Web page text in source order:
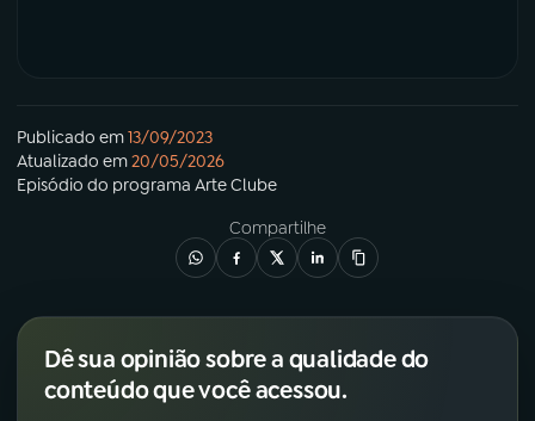
Publicado em13/09/2023
Atualizado em20/05/2026
Episódio do programa Arte Clube
Compartilhe
Dê sua opinião sobre a qualidade do
conteúdo que você acessou.